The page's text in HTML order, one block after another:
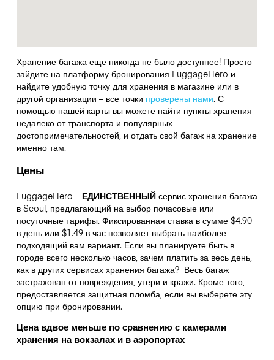
Хранение багажа еще никогда не было доступнее! Просто
зайдите на платформу бронирования LuggageHero и
найдите удобную точку для хранения в магазине или в
другой организации – все точки проверены нами. С
помощью нашей карты вы можете найти пункты хранения
недалеко от транспорта и популярных
достопримечательностей, и отдать свой багаж на хранение
именно там.
Цены
LuggageHero – ЕДИНСТВЕННЫЙсервис хранения багажа
в Seoul, предлагающий на выбор почасовые или
посуточные тарифы. Фиксированная ставка в сумме $4.90
в день или $1.49 в час позволяет выбрать наиболее
подходящий вам вариант. Если вы планируете быть в
городе всего несколько часов, зачем платить за весь день,
как в других сервисах хранения багажа? Весь багаж
застрахован от повреждения, утери и кражи. Кроме того,
предоставляется защитная пломба, если вы выберете эту
опцию при бронировании.
Цена вдвое меньше по сравнению с камерами
хранения на вокзалах и в аэропортах